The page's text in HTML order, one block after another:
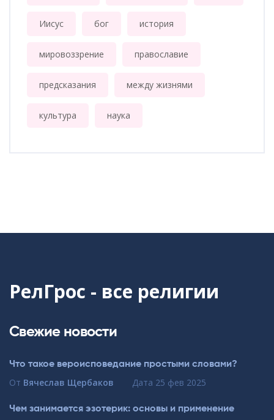
Иисус бог история
мировоззрение православие
предсказания между жизнями
культура наука
РелГрос - все религии
Свежие новости
Что такое вероисповедание простыми словами?
От Вячеслав Щербаков Дата 25 фев 2025
Чем занимается эзотерик: основы и применение